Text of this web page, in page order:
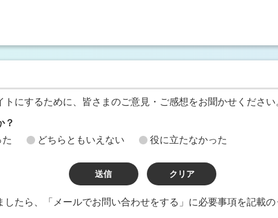
にするために、皆さまのご意見・ご感想をお聞かせください
？
どちらともいえない 役に立たなかった
たら、「メールでお問い合わせをする」に必要事項を記載の